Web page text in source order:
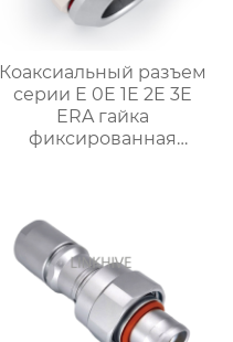
Коаксиальный разъем
серии E 0E 1E 2E 3E
ERA гайка
фиксированная